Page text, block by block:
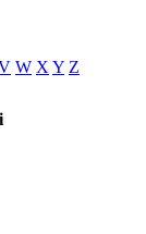
W X Y Z